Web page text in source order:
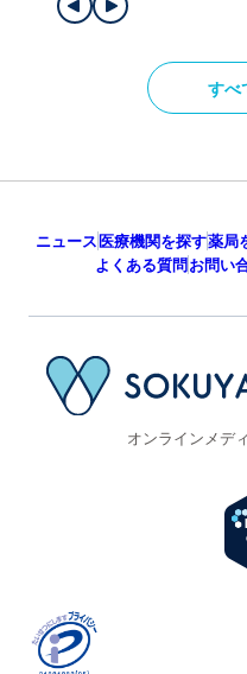
すべ
ニュース医療機関を探す薬局
よくある質問お問い
オンラインメデ